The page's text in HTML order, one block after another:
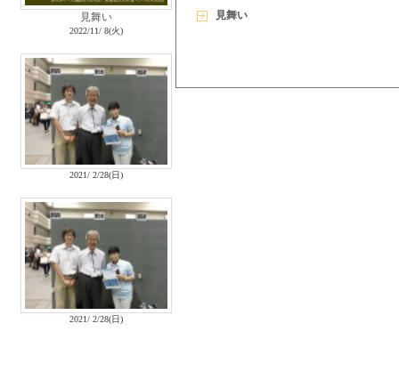
見舞い
2022/11/ 8(火)
2021/ 2/28(日)
2021/ 2/28(日)
見舞い